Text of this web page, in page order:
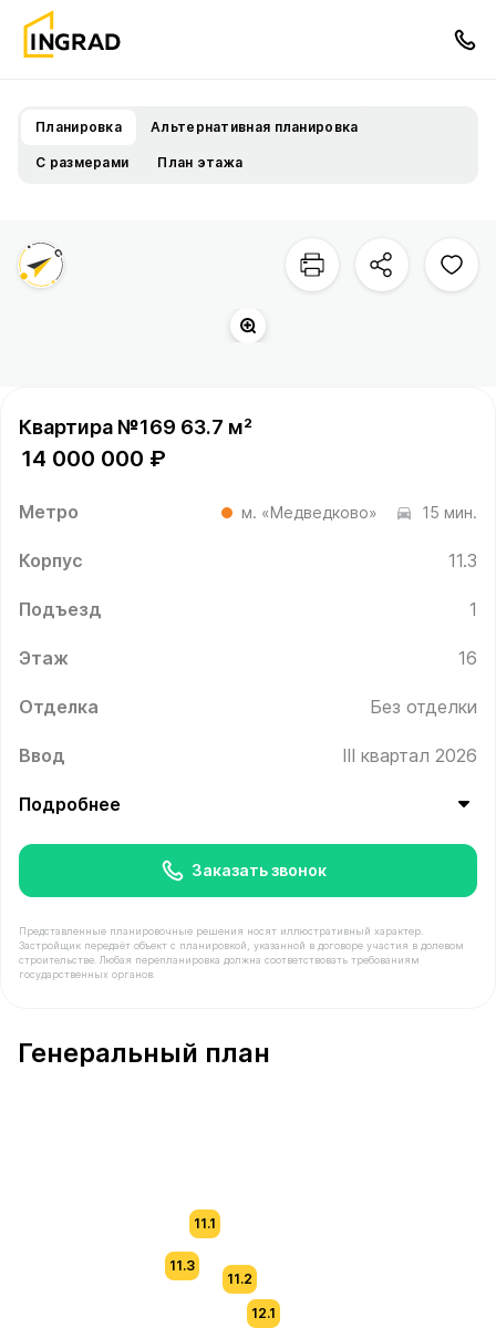
Планировка Альтернативная планировка
С размерами План этажа
Квартира №169 63.7 м²
14 000 000 ₽
Метро м. «Медведково» 15 мин.
Корпус 11.3
Подъезд 1
Этаж 16
Отделка Без отделки
Ввод III квартал 2026
Подробнее
Заказать звонок
Представленные планировочные решения носят иллюстративный характер.
Застройщик передаёт объект с планировкой, указанной в договоре участия в долевом
строительстве. Любая перепланировка должна соответствовать требованиям
государственных органов.
Генеральный план
11.3
11.1
11.2
12.1